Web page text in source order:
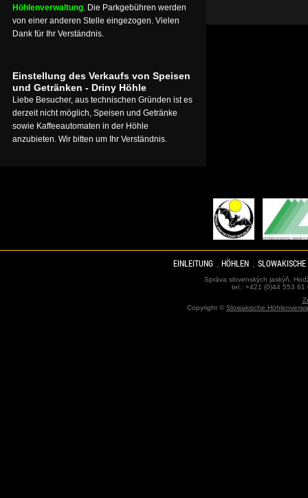
Höhlenverwaltung . Die Parkgebühren werden
von einer anderen Stelle eingezogen. Vielen
Dank für Ihr Verständnis.
Einstellung des Verkaufs von Speisen
und Getränken - Driny Höhle
Liebe Besucher, aus technischen Gründen ist es
derzeit nicht möglich, Speisen und Getränke
sowie Kaffeeautomaten in der Höhle
anzubieten. Wir bitten um Ihr Verständnis.
EINLEITUNG HÖHLEN
Správa slovenských jaskýň,
tel.: +421 (0)44 553
Copyright ©Slowakische